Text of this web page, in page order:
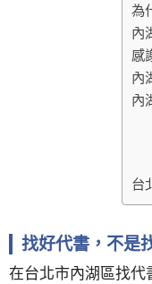
為
內
感
內
內
台
找好代書，不是
在台北市內湖區找